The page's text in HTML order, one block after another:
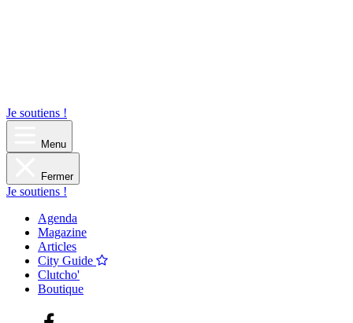
Je soutiens !
Menu
Fermer
Je soutiens !
Agenda
Magazine
Articles
City Guide
Clutcho'
Boutique